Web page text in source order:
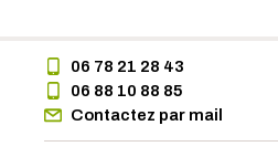
06 78 21 28 43
06 88 10 88 85
Contactez par mail